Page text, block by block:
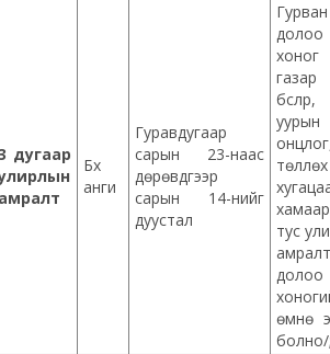
дугаар
амралт
Бүх
анги
Гуравдугаар
сарын 23-наас
дөрөвдүгээр
сарын 14-нийг
дуустал
Гурван
долоо
газар
уурын
төллөх
тус
долоо
өмнө